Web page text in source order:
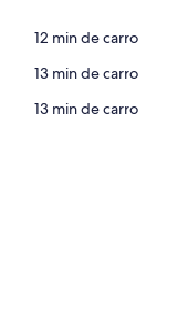
‪12 min de carro‬
‪13 min de carro‬
‪13 min de carro‬